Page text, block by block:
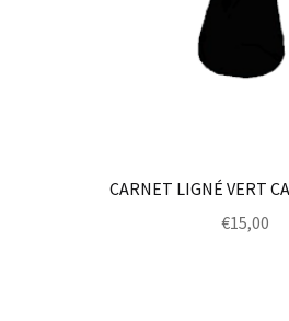
CARNET LIGNÉ VERT
€15,00